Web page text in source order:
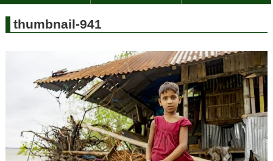
thumbnail-941